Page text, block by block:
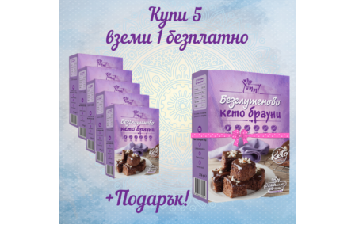
КУПИ